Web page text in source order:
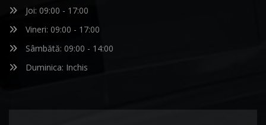
Joi: 09:00 - 17:00
Vineri: 09:00 - 17:00
Sâmbătă: 09:00 - 14:00
Duminica: Inchis